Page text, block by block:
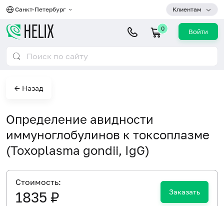
Санкт-Петербург Клиентам
0 Войти
← Назад
Определение авидности
иммуноглобулинов к токсоплазме
(Toxoplasma gondii, IgG)
Cтоимость:
1835 ₽ Заказать